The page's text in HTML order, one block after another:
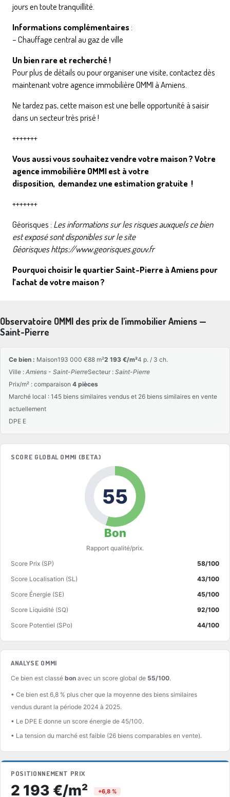
jours en toute tranquillité.
Informations complémentaires:
– Chauffage central au gaz de ville
Un bien rare et recherché !
Pour plus de détails ou pour organiser une visite, contactez dès
maintenant votre agence immobilière OMMI à Amiens.
Ne tardez pas, cette maison est une belle opportunité à saisir
dans un secteur très prisé !
+++++++
Vous aussi vous souhaitez vendre votre maison ? Votre
agence immobilière OMMI est à votre
disposition, demandez une estimation gratuite !
+++++++
Géorisques : Les informations sur les risques auxquels ce bien
est exposé sont disponibles sur le site
Géorisqueshttps://www.georisques.gouv.fr
Pourquoi choisir le quartier Saint-Pierre à Amiens pour
l’achat de votre maison ?
Observatoire OMMI des prix de l'immobilier Amiens —
Saint-Pierre
Ce bien : Maison193 000 €88 m²2 193 €/m²4 p. / 3 ch.
Ville : Amiens - Saint-PierreSecteur : Saint-Pierre
Prix/m² : comparaison 4 pièces
Marché local : 145 biens similaires vendus et 26 biens similaires en vente
actuellement
DPE E
SCORE GLOBAL OMMI (BETA)
55
Bon
Rapport qualité/prix.
Score Prix (SP)
58/100
Score Localisation (SL)
43/100
Score Énergie (SE)
45/100
Score Liquidité (SQ)
92/100
Score Potentiel (SPo)
44/100
ANALYSE OMMI
Ce bien est classé bon avec un score global de 55/100.
• Ce bien est 6,8 % plus cher que la moyenne des biens similaires
vendus durant la période 2024 à 2025.
• Le DPE E donne un score énergie de 45/100.
• La tension du marché est faible (26 biens comparables en vente).
POSITIONNEMENT PRIX
2 193 €/m² +6,8 %